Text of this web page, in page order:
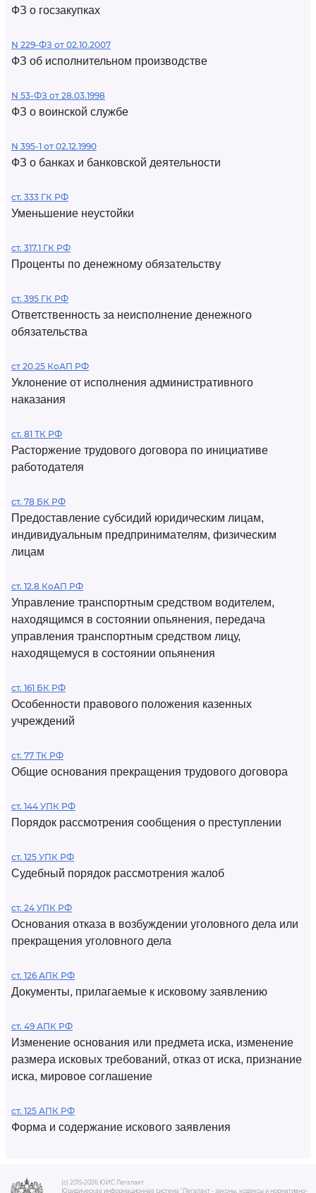
ФЗ о госзакупках
N 229-ФЗ от 02.10.2007
ФЗ об исполнительном производстве
N 53-ФЗ от 28.03.1998
ФЗ о воинской службе
N 395-1 от 02.12.1990
ФЗ о банках и банковской деятельности
ст. 333 ГК РФ
Уменьшение неустойки
ст. 317.1 ГК РФ
Проценты по денежному обязательству
ст. 395 ГК РФ
Ответственность за неисполнение денежного
обязательства
ст 20.25 КоАП РФ
Уклонение от исполнения административного
наказания
ст. 81 ТК РФ
Расторжение трудового договора по инициативе
работодателя
ст. 78 БК РФ
Предоставление субсидий юридическим лицам,
индивидуальным предпринимателям, физическим
лицам
ст. 12.8 КоАП РФ
Управление транспортным средством водителем,
находящимся в состоянии опьянения, передача
управления транспортным средством лицу,
находящемуся в состоянии опьянения
ст. 161 БК РФ
Особенности правового положения казенных
учреждений
ст. 77 ТК РФ
Общие основания прекращения трудового договора
ст. 144 УПК РФ
Порядок рассмотрения сообщения о преступлении
ст. 125 УПК РФ
Судебный порядок рассмотрения жалоб
ст. 24 УПК РФ
Основания отказа в возбуждении уголовного дела или
прекращения уголовного дела
ст. 126 АПК РФ
Документы, прилагаемые к исковому заявлению
ст. 49 АПК РФ
Изменение основания или предмета иска, изменение
размера исковых требований, отказ от иска, признание
иска, мировое соглашение
ст. 125 АПК РФ
Форма и содержание искового заявления
(c) 2015-2026 ЮИС Легалакт
Юридическая информационная система "Легалакт - законы, кодексы и нормативно-